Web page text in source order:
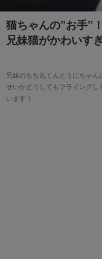
猫ちゃんの”お手”
兄妹猫がかわいす
兄妹のもち丸くんとうにちゃ
せいかどうしてもフライングし
います！